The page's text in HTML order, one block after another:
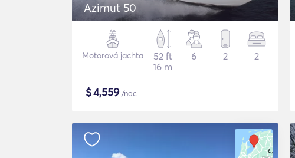
Azimut 50
Motorová jachta
52 ft
16 m
6 2 2
$4,559/noc